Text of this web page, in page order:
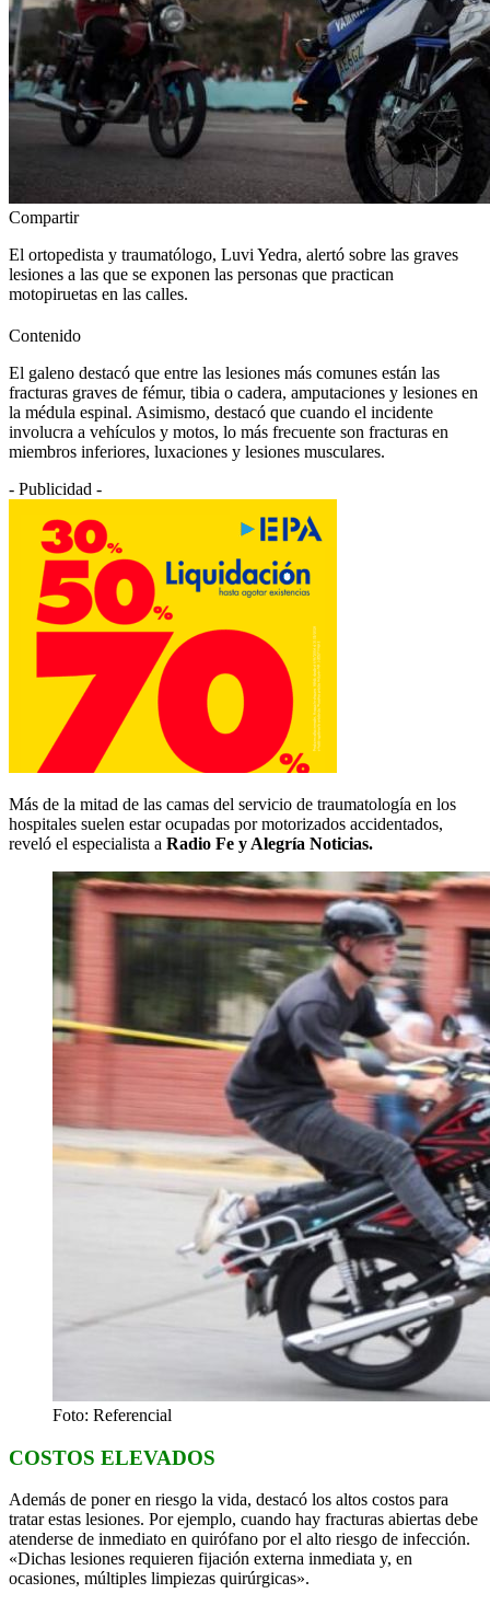
Compartir
El ortopedista y traumatólogo, Luvi Yedra, alertó sobre las graves
lesiones a las que se exponen las personas que practican
motopiruetas en las calles.
Contenido
El galeno destacó que entre las lesiones más comunes están las
fracturas graves de fémur, tibia o cadera, amputaciones y lesiones en
la médula espinal. Asimismo, destacó que cuando el incidente
involucra a vehículos y motos, lo más frecuente son fracturas en
miembros inferiores, luxaciones y lesiones musculares.
- Publicidad -
Más de la mitad de las camas del servicio de traumatología en los
hospitales suelen estar ocupadas por motorizados accidentados,
reveló el especialista a Radio Fe y Alegría Noticias.
Foto: Referencial
COSTOS ELEVADOS
Además de poner en riesgo la vida, destacó los altos costos para
tratar estas lesiones. Por ejemplo, cuando hay fracturas abiertas debe
atenderse de inmediato en quirófano por el alto riesgo de infección.
«Dichas lesiones requieren fijación externa inmediata y, en
ocasiones, múltiples limpiezas quirúrgicas».